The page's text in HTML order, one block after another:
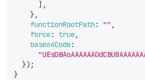
] ,
} ,
functionRootPath : "" ,
force : true ,
base64Code :
}) ;
}